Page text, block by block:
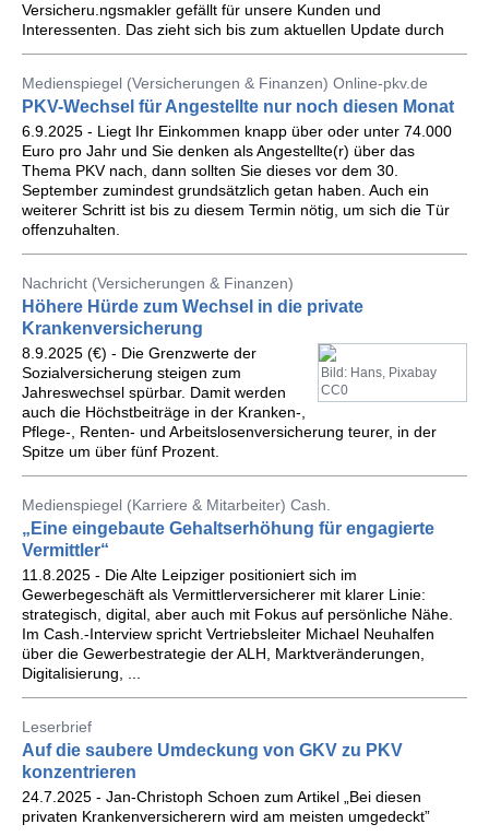
Versicheru.ngsmakler gefällt für unsere Kunden und
Interessenten. Das zieht sich bis zum aktuellen Update durch
Medienspiegel (Versicherungen & Finanzen) Online-pkv.de
PKV-Wechsel für Angestellte nur noch diesen Monat
6.9.2025 - Liegt Ihr Einkommen knapp über oder unter 74.000
Euro pro Jahr und Sie denken als Angestellte(r) über das
Thema PKV nach, dann sollten Sie dieses vor dem 30.
September zumindest grundsätzlich getan haben. Auch ein
weiterer Schritt ist bis zu diesem Termin nötig, um sich die Tür
offenzuhalten.
Nachricht (Versicherungen & Finanzen)
Höhere Hürde zum Wechsel in die private
Krankenversicherung
Bild: Hans, Pixabay
CC0
8.9.2025 (€) - Die Grenzwerte der
Sozialversicherung steigen zum
Jahreswechsel spürbar. Damit werden
auch die Höchstbeiträge in der Kranken-,
Pflege-, Renten- und Arbeitslosenversicherung teurer, in der
Spitze um über fünf Prozent.
Medienspiegel (Karriere & Mitarbeiter) Cash.
„Eine eingebaute Gehaltserhöhung für engagierte
Vermittler“
11.8.2025 - Die Alte Leipziger positioniert sich im
Gewerbegeschäft als Vermittlerversicherer mit klarer Linie:
strategisch, digital, aber auch mit Fokus auf persönliche Nähe.
Im Cash.-Interview spricht Vertriebsleiter Michael Neuhalfen
über die Gewerbestrategie der ALH, Marktveränderungen,
Digitalisierung, ...
Leserbrief
Auf die saubere Umdeckung von GKV zu PKV
konzentrieren
24.7.2025 - Jan-Christoph Schoen zum Artikel „Bei diesen
privaten Krankenversicherern wird am meisten umgedeckt”